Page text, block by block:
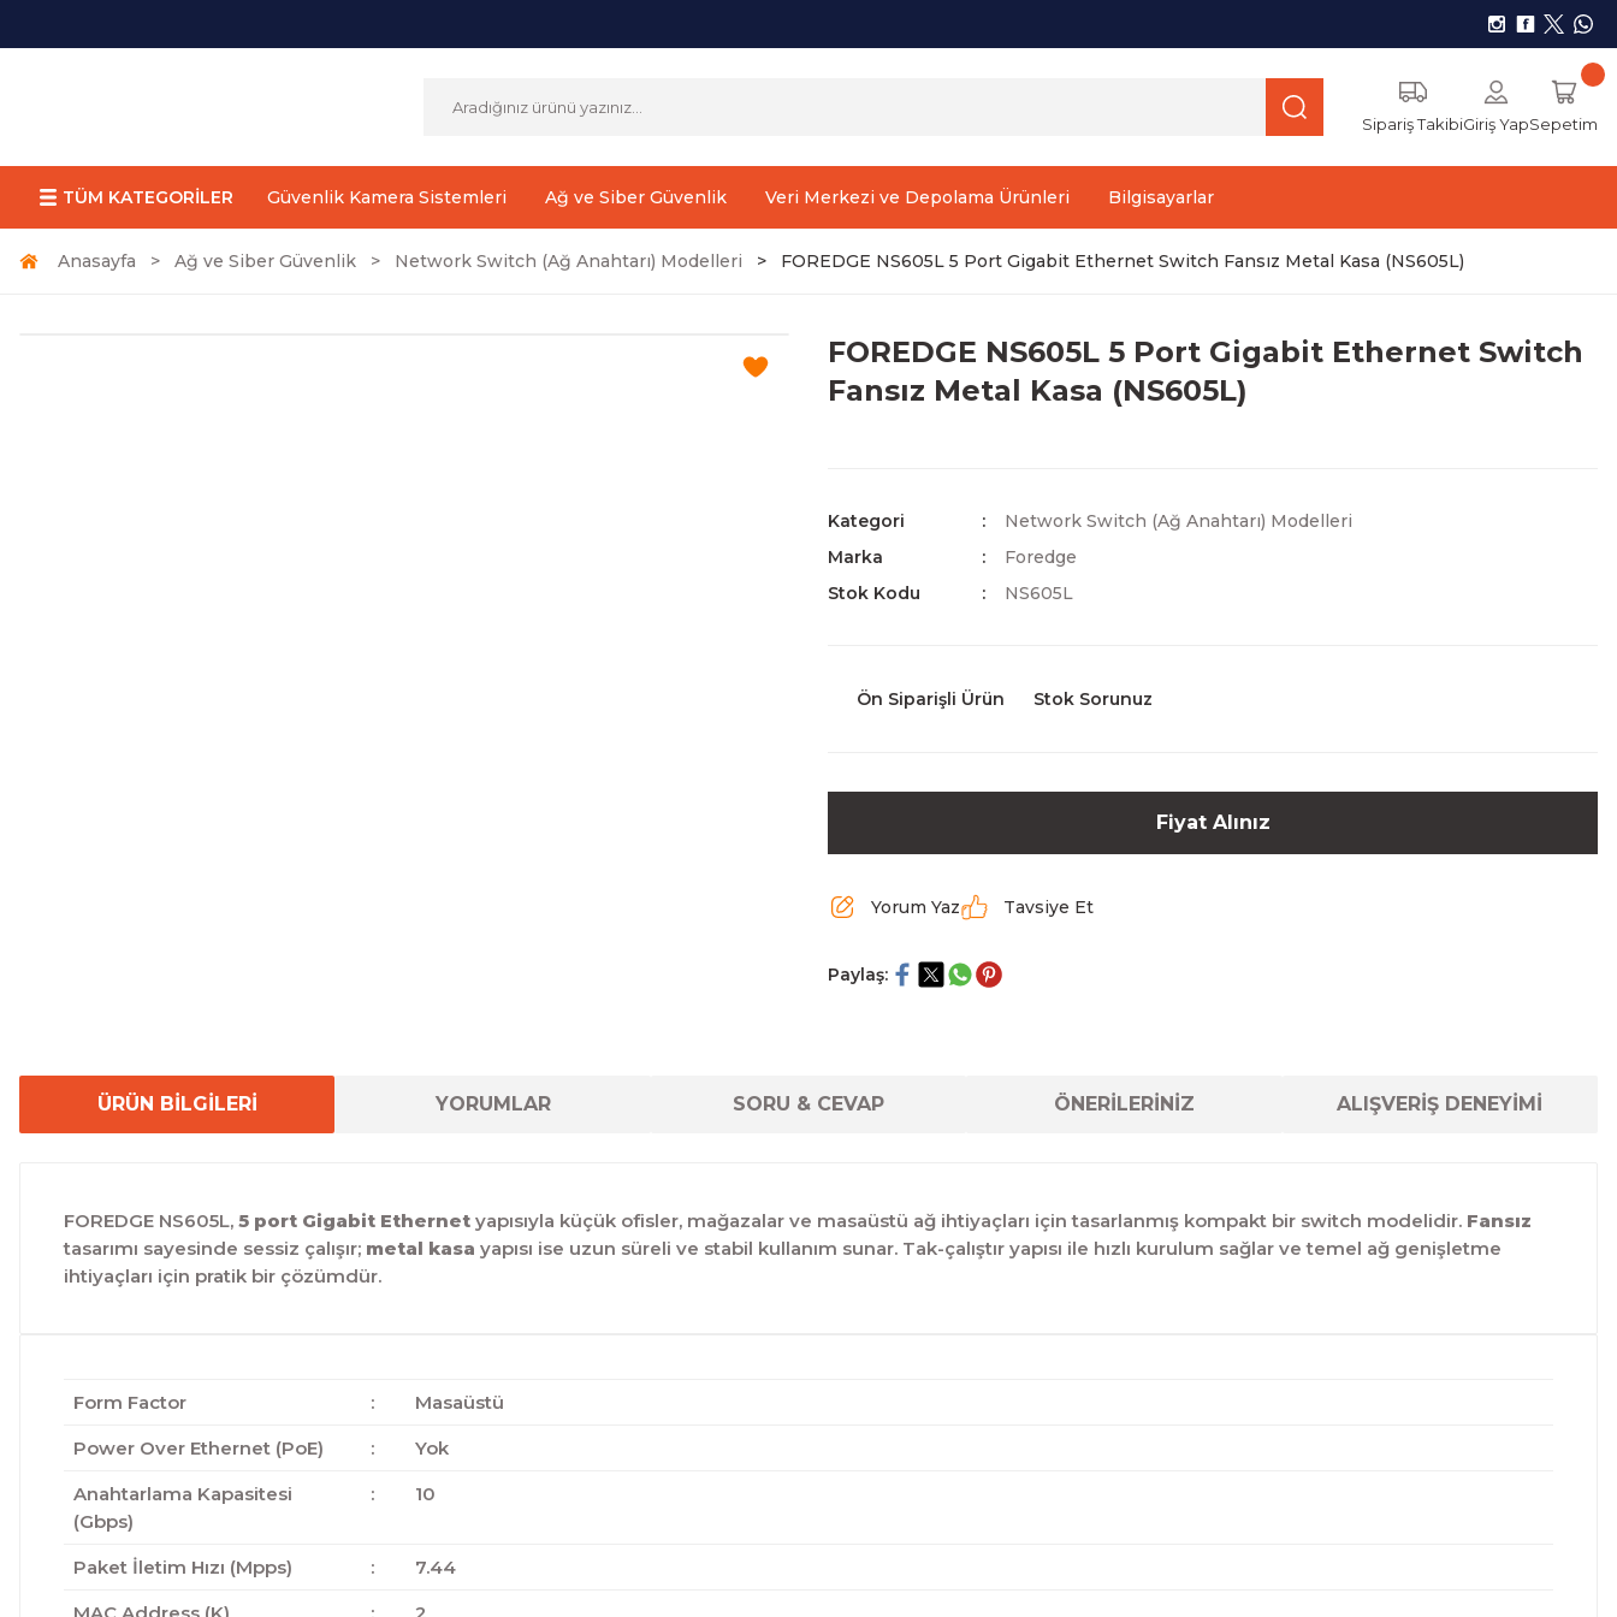
Sipariş TakibiGiriş YapSepetim
TÜM KATEGORİLER Güvenlik Kamera Sistemleri Ağ ve Siber Güvenlik Veri Merkezi ve Depolama Ürünleri Bilgisayarlar
Anasayfa Ağ ve Siber Güvenlik Network Switch (Ağ Anahtarı) Modelleri FOREDGE NS605L 5 Port Gigabit Ethernet Switch Fansız Metal Kasa (NS605L)
FOREDGE NS605L 5 Port Gigabit Ethernet Switch
Fansız Metal Kasa (NS605L)
Kategori
Network Switch (Ağ Anahtarı) Modelleri
Marka
Foredge
Stok Kodu
NS605L
Ön Siparişli Ürün Stok Sorunuz
Fiyat Alınız
Yorum Yaz Tavsiye Et
Paylaş:
ÜRÜN BİLGİLERİ YORUMLAR SORU & CEVAP ÖNERİLERİNİZ ALIŞVERİŞ DENEYİMİ
FOREDGE NS605L, 5 port Gigabit Ethernet yapısıyla küçük ofisler, mağazalar ve masaüstü ağ ihtiyaçları için tasarlanmış kompakt bir switch modelidir. Fansız
tasarımı sayesinde sessiz çalışır; metal kasa yapısı ise uzun süreli ve stabil kullanım sunar. Tak-çalıştır yapısı ile hızlı kurulum sağlar ve temel ağ genişletme
ihtiyaçları için pratik bir çözümdür.
Form Factor :
Masaüstü
Power Over Ethernet (PoE)
:
Yok
Anahtarlama Kapasitesi
(Gbps)
: 10
Paket İletim Hızı (Mpps) :
7.44